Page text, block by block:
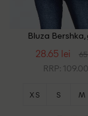
Bluza Bershka,
28.65 lei
RRP:
XS S M